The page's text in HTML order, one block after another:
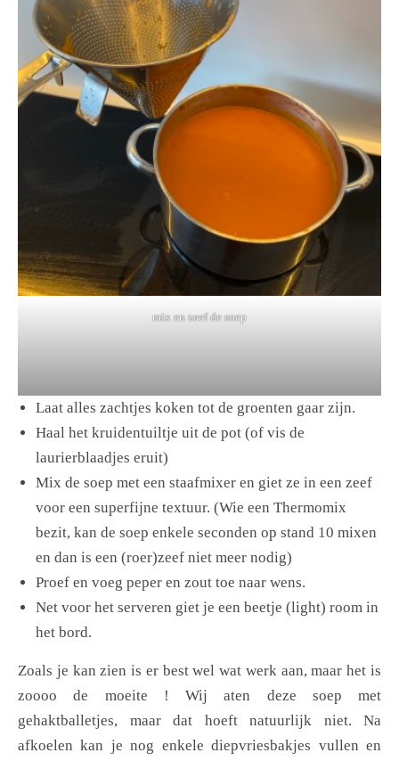
mix en zeef de soep
Laat alles zachtjes koken tot de groenten gaar zijn.
Haal het kruidentuiltje uit de pot (of vis de
laurierblaadjes eruit)
Mix de soep met een staafmixer en giet ze in een zeef
voor een superfijne textuur. (Wie een Thermomix
bezit, kan de soep enkele seconden op stand 10 mixen
en dan is een (roer)zeef niet meer nodig)
Proef en voeg peper en zout toe naar wens.
Net voor het serveren giet je een beetje (light) room in
het bord.
Zoals je kan zien is er best wel wat werk aan, maar het is
zoooo de moeite ! Wij aten deze soep met
gehaktballetjes, maar dat hoeft natuurlijk niet. Na
afkoelen kan je nog enkele diepvriesbakjes vullen en